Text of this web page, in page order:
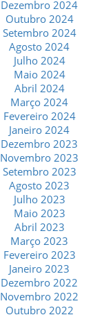
Dezembro 2024
Outubro 2024
Setembro 2024
Agosto 2024
Julho 2024
Maio 2024
Abril 2024
Março 2024
Fevereiro 2024
Janeiro 2024
Dezembro 2023
Novembro 2023
Setembro 2023
Agosto 2023
Julho 2023
Maio 2023
Abril 2023
Março 2023
Fevereiro 2023
Janeiro 2023
Dezembro 2022
Novembro 2022
Outubro 2022